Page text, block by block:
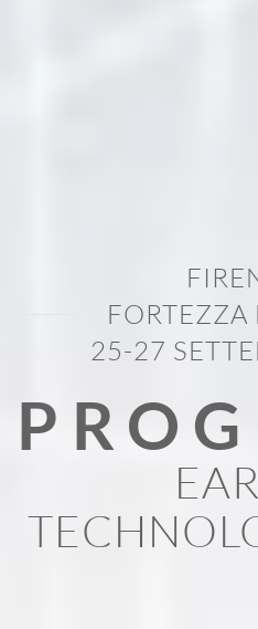
FORTEZZA
25-27